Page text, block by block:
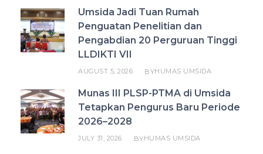
Umsida Jadi Tuan Rumah
Penguatan Penelitian dan
Pengabdian 20 Perguruan Tinggi
LLDIKTI VII
AUGUST 5, 2026 BYHUMAS UMSIDA
Munas III PLSP-PTMA di Umsida
Tetapkan Pengurus Baru Periode
2026–2028
JULY 31, 2026 BYHUMAS UMSIDA